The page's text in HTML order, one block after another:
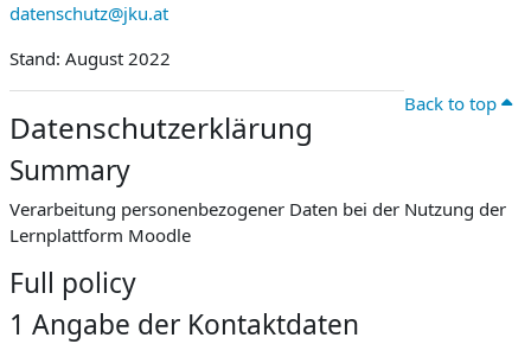
datenschutz@jku.at
Stand: August 2022
Back to top
Datenschutzerklärung
Summary
Verarbeitung personenbezogener Daten bei der Nutzung der
Lernplattform Moodle
Full policy
1 Angabe der Kontaktdaten